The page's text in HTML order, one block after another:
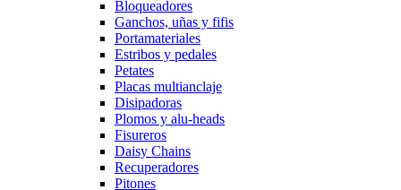
Bloqueadores
Ganchos, uñas y fifis
Portamateriales
Estribos y pedales
Petates
Placas multianclaje
Disipadoras
Plomos y alu-heads
Fisureros
Daisy Chains
Recuperadores
Pitones